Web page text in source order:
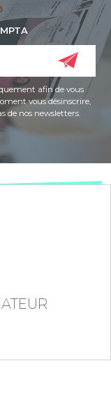
afin de vous
vous désinscrire,
de nos newsletters.